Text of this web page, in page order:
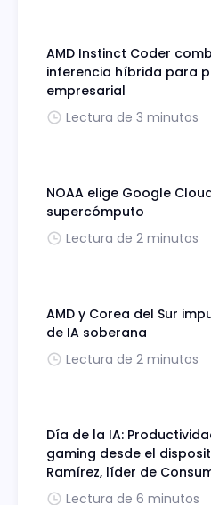
AMD Instinct Coder
inferencia híbrida para
empresarial
Lectura de 3 minutos
NOAA elige Google
supercómputo
Lectura de 2 minutos
AMD y Corea del Sur
de IA soberana
Lectura de 2 minutos
Día de la IA:
gaming desde el
Ramírez, líder de
Lectura de 6 minutos